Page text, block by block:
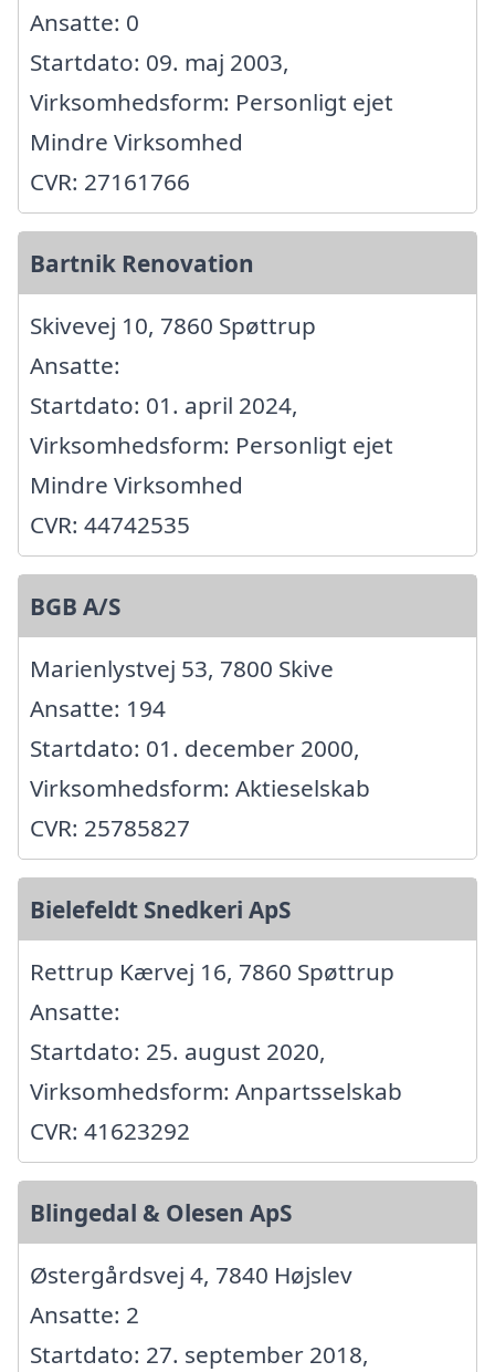
Ansatte: 0
Startdato: 09. maj 2003,
Virksomhedsform: Personligt ejet
Mindre Virksomhed
CVR: 27161766
Bartnik Renovation
Skivevej 10, 7860 Spøttrup
Ansatte:
Startdato: 01. april 2024,
Virksomhedsform: Personligt ejet
Mindre Virksomhed
CVR: 44742535
BGB A/S
Marienlystvej 53, 7800 Skive
Ansatte: 194
Startdato: 01. december 2000,
Virksomhedsform: Aktieselskab
CVR: 25785827
Bielefeldt Snedkeri ApS
Rettrup Kærvej 16, 7860 Spøttrup
Ansatte:
Startdato: 25. august 2020,
Virksomhedsform: Anpartsselskab
CVR: 41623292
Blingedal & Olesen ApS
Østergårdsvej 4, 7840 Højslev
Ansatte: 2
Startdato: 27. september 2018,